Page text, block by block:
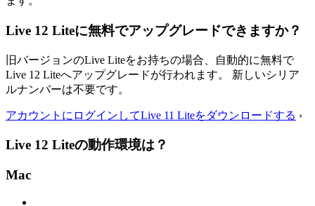
Live 12 Liteに無料でアップグレードできますか？
旧バージョンのLive Liteをお持ちの場合、自動的に無料で
Live 12 Liteへアップグレードが行われます。 新しいシリア
ルナンバーは不要です。
アカウントにログインしてLive 11 Liteをダウンロードする ›
Live 12 Liteの動作環境は？
Mac